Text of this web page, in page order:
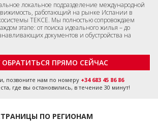
локальное подразделение международной
работающий на рынке Испании в
TEKCE. Мы полностью сопровождаем
этапе: от поиска идеального жилья – до
документов и обустройства на
ПРЯМО СЕЙЧАС
позвоните нам по номеру +34 683 45 86 86
где вы остановились, в течение 30 минут!
ПО РЕГИОНАМ